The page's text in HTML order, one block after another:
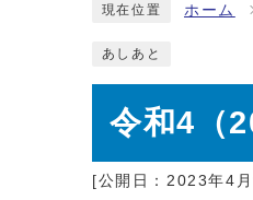
現在位置 ホーム
あしあと
令和4（
[公開日：2023年4